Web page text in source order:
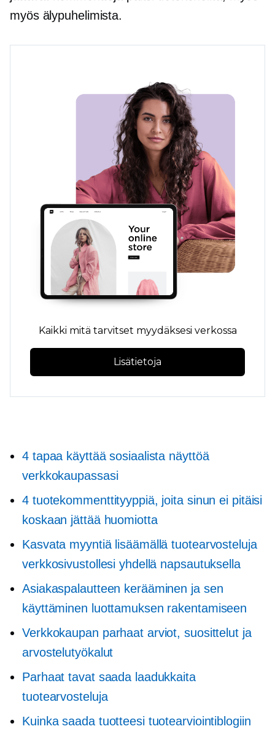
myös älypuhelimista.
Kaikki mitä tarvitset myydäksesi verkossa
Lisätietoja
4 tapaa käyttää sosiaalista näyttöä
verkkokaupassasi
4 tuotekommenttityyppiä, joita sinun ei pitäisi
koskaan jättää huomiotta
Kasvata myyntiä lisäämällä tuotearvosteluja
verkkosivustollesi yhdellä napsautuksella
Asiakaspalautteen kerääminen ja sen
käyttäminen luottamuksen rakentamiseen
Verkkokaupan parhaat arviot, suosittelut ja
arvostelutyökalut
Parhaat tavat saada laadukkaita
tuotearvosteluja
Kuinka saada tuotteesi tuotearviointiblogiin